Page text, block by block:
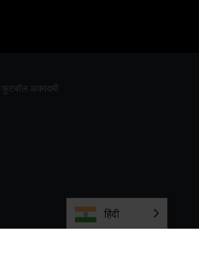
अकादमी
हिंदी